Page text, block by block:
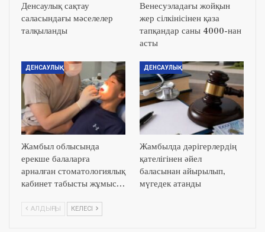
Денсаулық сақтау
саласындағы мәселелер
талқыланды
Венесуэладағы жойқын
жер сілкінісінен қаза
тапқандар саны 4000-нан
асты
ДЕНСАУЛЫҚ
Жамбыл облысында
ерекше балаларға
арналған стоматологиялық
кабинет табысты жұмыс…
ДЕНСАУЛЫҚ
Жамбылда дәрігерлердің
қателігінен әйел
баласынан айырылып,
мүгедек атанды
АЛДЫҢҒЫ КЕЛЕСІ